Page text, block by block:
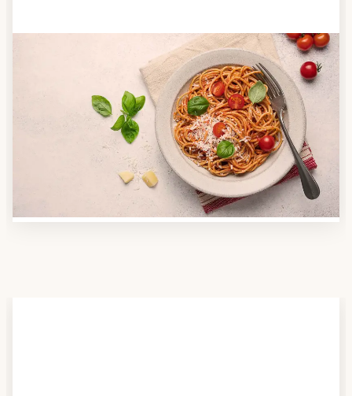
Anbieter finden
Nutzen Sie unsere große Mahlzeiten-Dienst-Suche,
um herauszufinden, welche Anbieter es in Ihrer
Region gibt und welcher am besten zu Ihnen passt.
Verschaffen Sie sich auch einen Überblick über die
Essen auf Rädern-Kosten.